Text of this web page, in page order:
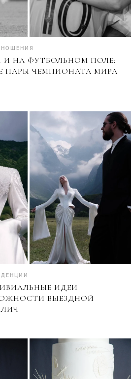
И НА ФУТБОЛЬНОМ ПОЛЕ:
ПАРЫ ЧЕМПИОНАТА МИРА
ИДЕИ
ВЫЕЗДНОЙ